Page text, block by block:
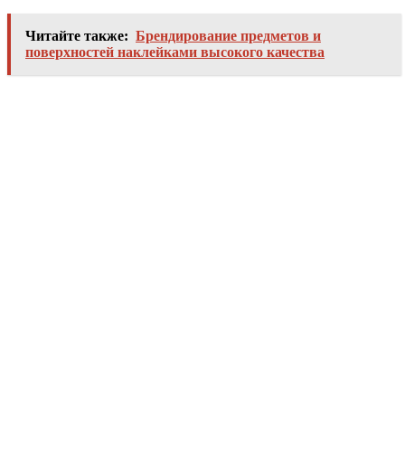
Читайте также: Брендирование предметов и
поверхностей наклейками высокого качества